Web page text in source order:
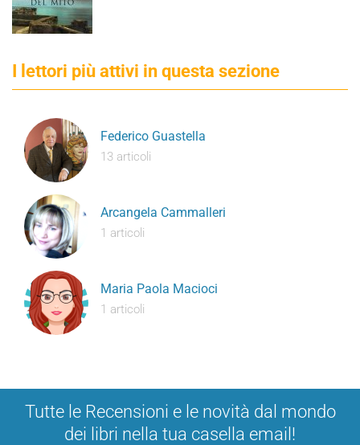
I lettori più attivi in questa sezione
Federico Guastella
13 articoli
Arcangela Cammalleri
1 articoli
Maria Paola Macioci
1 articoli
Tutte le Recensioni e le novità dal mondo
dei libri nella tua casella email!